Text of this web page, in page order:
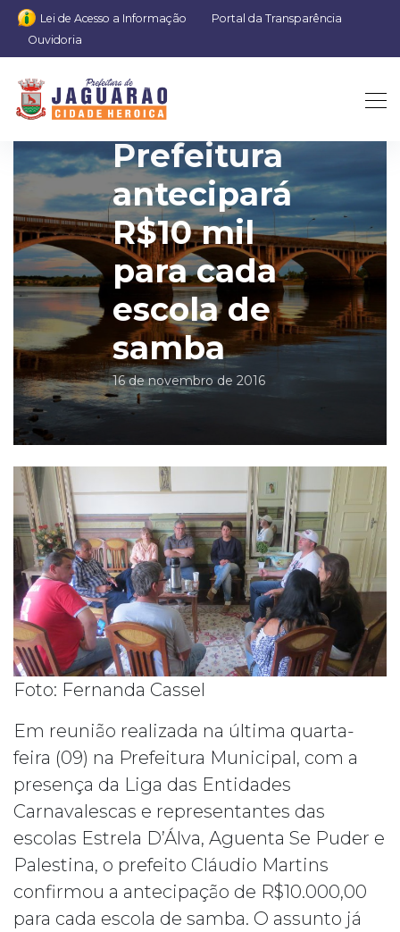
Lei de Acesso a Informação
Portal da Transparência
Ouvidoria
Prefeitura
antecipará
R$10 mil
para cada
escola de
samba
16 de novembro de 2016
Foto: Fernanda Cassel
Em reunião realizada na última quarta-
feira (09) na Prefeitura Municipal, com a
presença da Liga das Entidades
Carnavalescas e representantes das
escolas Estrela D’Álva, Aguenta Se Puder e
Palestina, o prefeito Cláudio Martins
confirmou a antecipação de R$10.000,00
para cada escola de samba. O assunto já